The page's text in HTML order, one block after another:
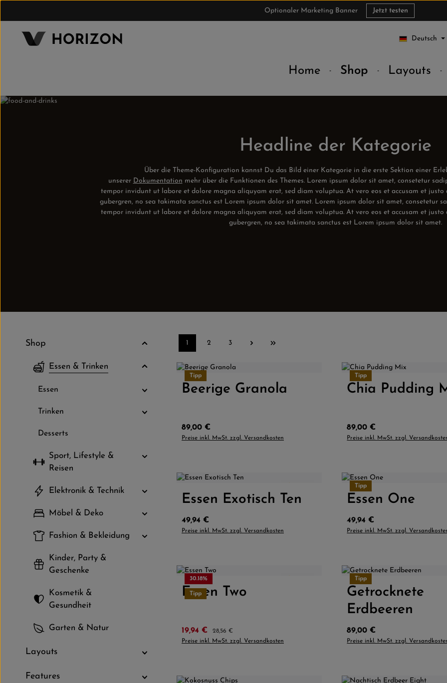
Optionaler Marketing Banner Jetzt testen
Deutsch
Home Shop Layouts
Headline der Kategorie
Über die Theme-Konfiguration kannst Du das Bild einer Kategorie in die erste Sektion einer
unserer Dokumentation mehr über die Funktionen des Themes. Lorem ipsum dolor sit amet, consetetur
tempor invidunt ut labore et dolore magna aliquyam erat, sed diam voluptua. At vero eos et accusam et justo
gubergren, no sea takimata sanctus est Lorem ipsum dolor sit amet. Lorem ipsum dolor sit amet, consetetur
tempor invidunt ut labore et dolore magna aliquyam erat, sed diam voluptua. At vero eos et accusam et justo
gubergren, no sea takimata sanctus est Lorem ipsum dolor sit amet.
Shop
Essen & Trinken
Essen
Trinken
Desserts
Sport, Lifestyle &
Reisen
Elektronik & Technik
Möbel & Deko
Fashion & Bekleidung
Kinder, Party &
Geschenke
Kosmetik &
Gesundheit
Garten & Natur
Layouts
Features
1 2 3
Tipp
Größe:
Produkt Anzahl: Gib den gewünschten Wert ein
Beerige Granola
Regulärer Preis:
89,00 €
Preise inkl. MwSt. zzgl. Versandkosten
Tipp
Größe:
Produkt Anzahl:
Chia Pudding
Regulärer Preis:
89,00 €
Preise inkl. MwSt. zzgl.
Produkt Anzahl: Gib den gewünschten Wert ein
Essen Exotisch Ten
Regulärer Preis:
49,94 €
Preise inkl. MwSt. zzgl. Versandkosten
Tipp
Produkt Anzahl:
Essen One
Regulärer Preis:
49,94 €
Preise inkl. MwSt. zzgl.
30.18%
Tipp
Produkt Anzahl: Gib den gewünschten Wert ein
Essen Two
Verkaufspreis:
19,94 € Regulärer Preis:
28,56 €
Preise inkl. MwSt. zzgl. Versandkosten
Tipp
Größe:
Produkt Anzahl:
Getrocknete
Erdbeeren
Regulärer Preis:
89,00 €
Preise inkl. MwSt. zzgl.